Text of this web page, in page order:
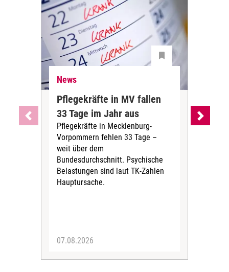
News
Pflegekräfte in MV fallen
33 Tage im Jahr aus
Pflegekräfte in Mecklenburg-
Vorpommern fehlen 33 Tage –
weit über dem
Bundesdurchschnitt. Psychische
Belastungen sind laut TK-Zahlen
Hauptursache.
07.08.2026